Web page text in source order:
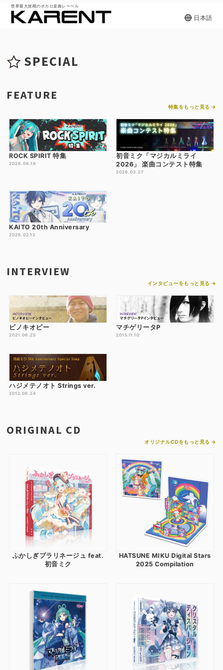
世界最大規模のボカロ楽曲レーベル
日本語
SPECIAL
FEATURE
特集をもっと見る →
ROCK SPIRIT 特集
2026.06.19
初音ミク「マジカルミライ
2026」 楽曲コンテスト特集
2026.03.27
KAITO 20th Anniversary
2026.02.13
INTERVIEW
インタビューをもっと見る →
ピノキオピー
2021.06.25
マチゲリータP
2015.11.10
ハジメテノオト Strings ver.
2012.08.24
ORIGINAL CD
オリジナルCDをもっと見る →
ふかしぎプラリネージュ feat.
初音ミク
HATSUNE MIKU Digital Stars
2025 Compilation